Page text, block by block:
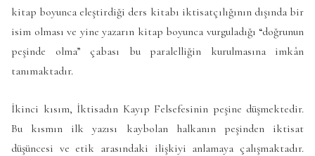
kitap boyunca eleştirdiği ders kitabı iktisatçılığının dışında bir
isim olması ve yine yazarın kitap boyunca vurguladığı “doğrunun
peşinde olma” çabası bu paralelliğin kurulmasına imkân
tanımaktadır.
İkinci kısım, İktisadın Kayıp Felsefesinin peşine düşmektedir.
Bu kısmın ilk yazısı kaybolan halkanın peşinden iktisat
düşüncesi ve etik arasındaki ilişkiyi anlamaya çalışmaktadır.